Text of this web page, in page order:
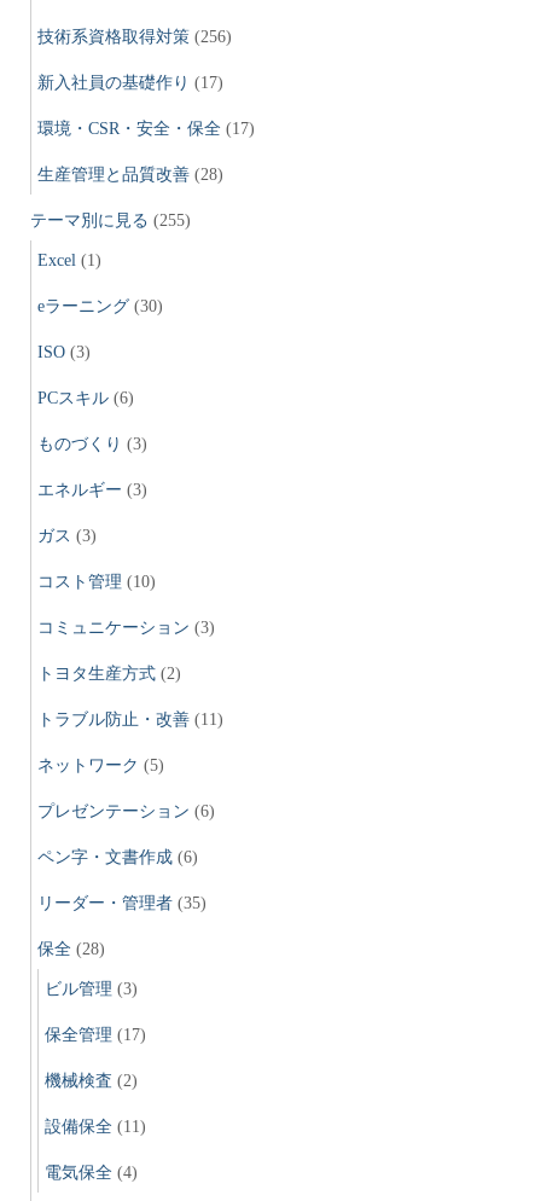
技術系資格取得対策 (256)
新入社員の基礎作り (17)
環境・CSR・安全・保全 (17)
生産管理と品質改善 (28)
テーマ別に見る (255)
Excel (1)
eラーニング (30)
ISO (3)
PCスキル (6)
ものづくり (3)
エネルギー (3)
ガス (3)
コスト管理 (10)
コミュニケーション (3)
トヨタ生産方式 (2)
トラブル防止・改善 (11)
ネットワーク (5)
プレゼンテーション (6)
ペン字・文書作成 (6)
リーダー・管理者 (35)
保全 (28)
ビル管理 (3)
保全管理 (17)
機械検査 (2)
設備保全 (11)
電気保全 (4)